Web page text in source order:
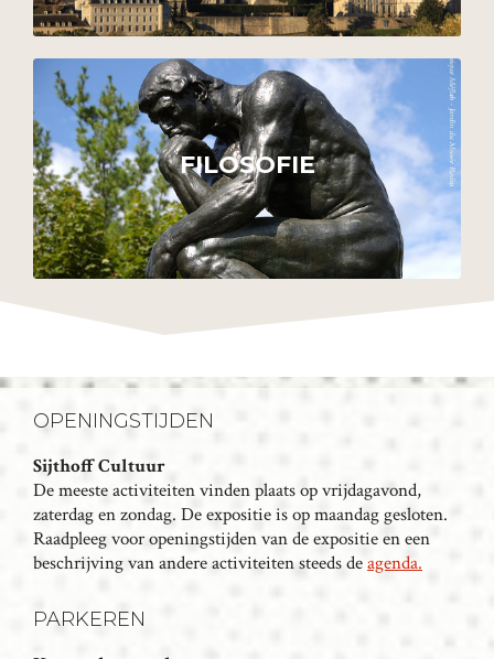
FILOSOFIE
OPENINGSTIJDEN
Sijthoff Cultuur
De meeste activiteiten vinden plaats op vrijdagavond,
zaterdag en zondag. De expositie is op maandag gesloten.
Raadpleeg voor openingstijden van de expositie en een
beschrijving van andere activiteiten steeds deagenda.
PARKEREN